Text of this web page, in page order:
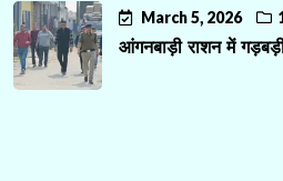
March 5, 2026
आंगनबाड़ी राशन में